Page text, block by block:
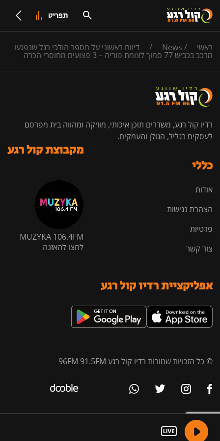
תפריט
ראשי /
News
/ דיווח ראשוני על מספר הולכי רגל שנפגעו
מרכב בכביש 77 סמוך לצומת פוריה – 3 פצועים מחוסרי הכרה
רדיו קול רגע, משדרים תוכן איכותי, מוזיקה ומהווה בית מפרסם
לעסקים בגליל, הגולן והעמקים.
כללי
אודות
הצהרת נגישות
פרטיות
צור קשר
מקבוצת קול רגע
MUZYKA 106.4FM
לחצו להאזנה
אפליקציית רדיו קול רגע
© כל הזכויות שמורות רדיו קול רגע 96FM 91.5FM